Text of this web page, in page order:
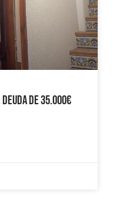
de 35.000€